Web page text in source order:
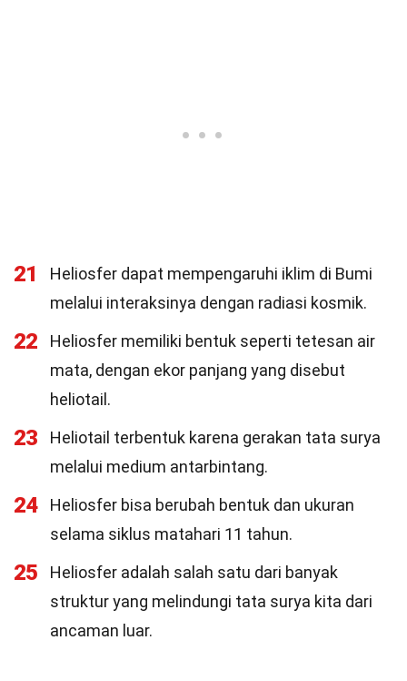
21
Heliosfer dapat mempengaruhi iklim di Bumi
melalui interaksinya dengan radiasi kosmik.
22
Heliosfer memiliki bentuk seperti tetesan air
mata, dengan ekor panjang yang disebut
heliotail.
23
Heliotail terbentuk karena gerakan tata surya
melalui medium antarbintang.
24
Heliosfer bisa berubah bentuk dan ukuran
selama siklus matahari 11 tahun.
25
Heliosfer adalah salah satu dari banyak
struktur yang melindungi tata surya kita dari
ancaman luar.